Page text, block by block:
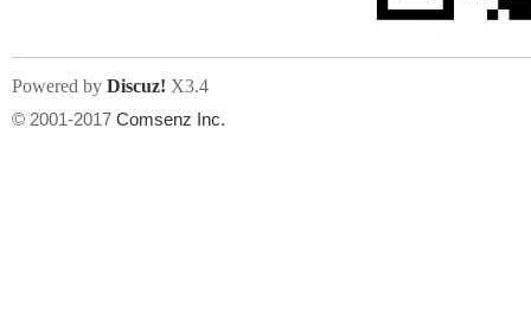
Powered by Discuz! X3.4
© 2001-2017 Comsenz Inc.